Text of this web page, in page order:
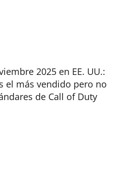
2025 en EE. UU.:
el más vendido pero no
de Call of Duty